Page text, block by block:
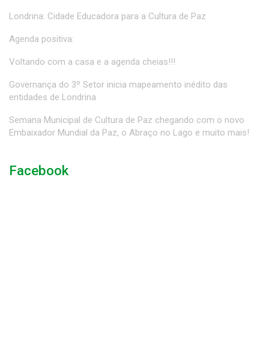
Londrina: Cidade Educadora para a Cultura de Paz
Agenda positiva:
Voltando com a casa e a agenda cheias!!!
Governança do 3º Setor inicia mapeamento inédito das
entidades de Londrina
Semana Municipal de Cultura de Paz chegando com o novo
Embaixador Mundial da Paz, o Abraço no Lago e muito mais!
Facebook